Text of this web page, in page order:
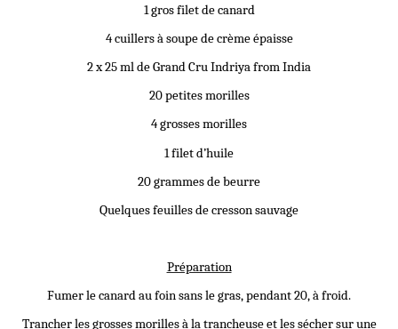
1 gros filet de canard
4 cuillers à soupe de crème épaisse
2 x 25 ml de Grand Cru Indriya from India
20 petites morilles
4 grosses morilles
1 filet d’huile
20 grammes de beurre
Quelques feuilles de cresson sauvage
Préparation
Fumer le canard au foin sans le gras, pendant 20, à froid.
Trancher les grosses morilles à la trancheuse et les sécher sur une